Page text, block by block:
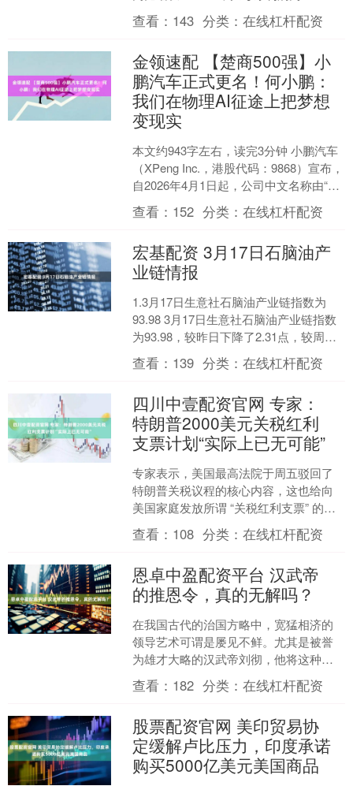
元，同比增长35.82%。....
查看： 143 分类：在线杠杆配资
金领速配 【楚商500强】小
鹏汽车正式更名！何小鹏：
我们在物理AI征途上把梦想
变现实
本文约943字左右，读完3分钟 小鹏汽车
（XPeng Inc.，港股代码：9868）宣布，
自2026年4月1日起，公司中文名称由“小
鹏汽车有限公司”正式变更为“....
查看： 152 分类：在线杠杆配资
宏基配资 3月17日石脑油产
业链情报
1.3月17日生意社石脑油产业链指数为
93.98 3月17日生意社石脑油产业链指数
为93.98，较昨日下降了2.31点，较周期
内最高点115.40点(2022-....
查看： 139 分类：在线杠杆配资
四川中壹配资官网 专家：
特朗普2000美元关税红利
支票计划“实际上已无可能”
专家表示，美国最高法院于周五驳回了
特朗普关税议程的核心内容，这也给向
美国家庭发放所谓 “关税红利支票” 的可
能性带来了沉重打击。 Bankrate 注册金
融理财....
查看： 108 分类：在线杠杆配资
恩卓中盈配资平台 汉武帝
的推恩令，真的无解吗？
在我国古代的治国方略中，宽猛相济的
领导艺术可谓是屡见不鲜。尤其是被誉
为雄才大略的汉武帝刘彻，他将这种艺
术运用得尤为成功，尤其是他的推恩
令，彻底化解了诸侯王势力的....
查看： 182 分类：在线杠杆配资
股票配资官网 美印贸易协
定缓解卢比压力，印度承诺
购买5000亿美元美国商品